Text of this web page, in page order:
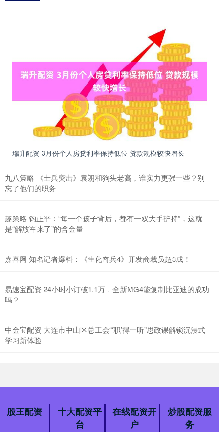
瑞升配资 3月份个人房贷利率保持低位 贷款规模较快增长
九八策略 《士兵突击》袁朗和狗头老高，谁实力更强一些？别
忘了他们的职务
趣策略 钧正平：“每一个孩子背后，都有一双大手护持”，这就
是“解放军来了”的含金量
嘉喜网 知名记者爆料：《生化奇兵4》开发商裁员超3成！
易速宝配资 24小时小订破1.1万，全新MG4能复制比亚迪的成功
吗？
中金宝配资 大连市中山区总工会“‘职’得一听”思政课解锁沉浸式
学习新体验
股王配资
十大配资平
台
在线配资开
户
炒股配资服
务